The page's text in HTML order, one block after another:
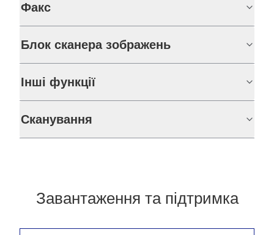
Факс
Блок сканера зображень
Інші функції
Сканування
Завантаження та підтримка